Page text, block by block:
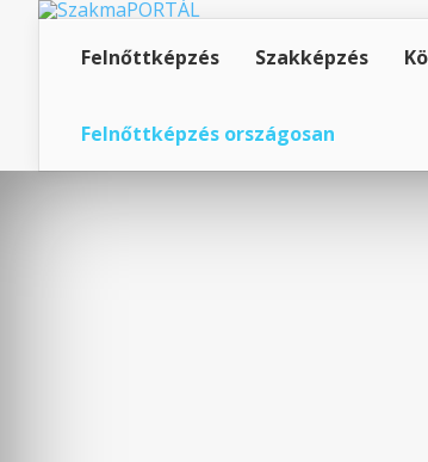
Felnőttképzés Szakképzés
Felnőttképzés országosan